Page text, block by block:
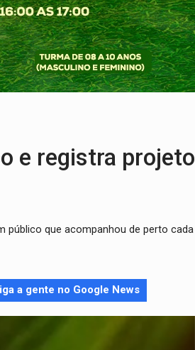
de Marcela Bonfim
sexta-feira (7)
municipal em Porto Velho
e registra projeto
público que acompanhou de perto cada
a gente no Google News